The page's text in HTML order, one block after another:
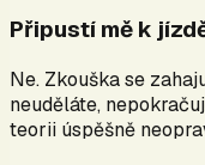
Připustí mě k
Ne. Zkouška se
neuděláte,
teorii úspěšně